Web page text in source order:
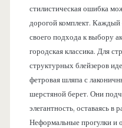
стилистическая ошибка
дорогой комплект.
своего подхода к выбору
городская классика. Для
структурных блейзеров
фетровая шляпа с
шерстяной берет. Они
элегантность, оставаясь в
Неформальные прогулки и